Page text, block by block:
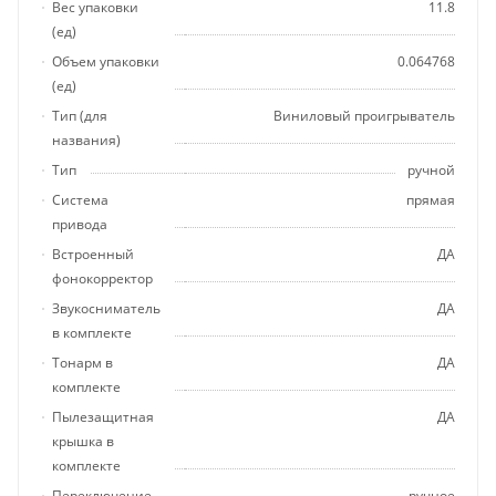
Вес упаковки
(ед)
11.8
Объем упаковки
(ед)
0.064768
Тип (для
названия)
Виниловый проигрыватель
Тип
ручной
Система
привода
прямая
Встроенный
фонокорректор
ДА
Звукосниматель
в комплекте
ДА
Тонарм в
комплекте
ДА
Пылезащитная
крышка в
комплекте
ДА